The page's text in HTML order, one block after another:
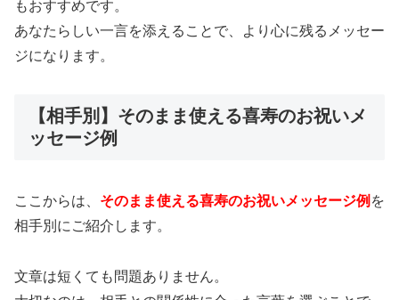
もおすすめです。
あなたらしい一言を添えることで、より心に残るメッセー
ジになります。
【相手別】そのまま使える喜寿のお祝いメ
ッセージ例
ここからは、 そのまま使える喜寿のお祝いメッセージ例 を
相手別にご紹介します。
文章は短くても問題ありません。